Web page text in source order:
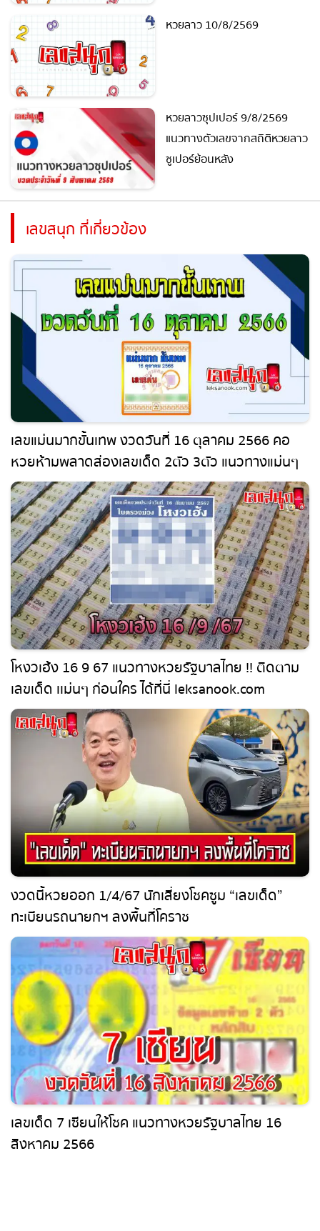
แนวทางตัวเลขจากสถิติหวย
เลขสนุก ที่เกี่ยวข้อง
เลขแม่นมากขั้นเทพ งวดวันที่ 16 ตุลาคม 2566 คอ
หวยห้ามพลาดส่องเลขเด็ด 2ตัว 3ตัว แนวทางแม่นๆ
รีบจดด่วน
โหงวเฮ้ง 16 9 67 แนวทางหวยรัฐบาลไทย !!
ติดตามเลขเด็ด เเม่นๆ ก่อนใคร ได้ที่นี่
leksanook.com
งวดนี้หวยออก 1/4/67 นักเสี่ยงโชคซูม “เลขเด็ด”
ทะเบียนรถนายกฯ ลงพื้นที่โคราช